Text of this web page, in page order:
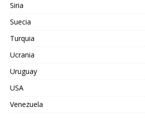
Siria
Suecia
Turquia
Ucrania
Uruguay
USA
Venezuela